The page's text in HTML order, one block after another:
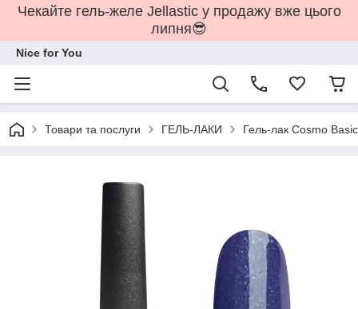
Чекайте гель-желе Jellastic у продажу вже цього
липня😎
Nice for You
Товари та послуги ГЕЛЬ-ЛАКИ Гель-лак Cosmo